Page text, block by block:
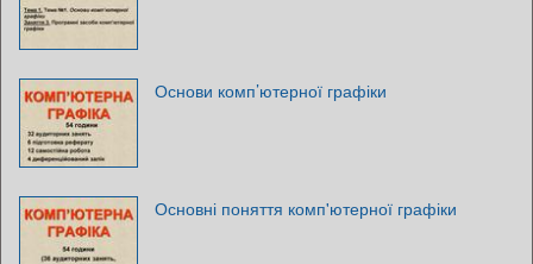
Основи комп’ютерної графіки
Основні поняття комп'ютерної графіки